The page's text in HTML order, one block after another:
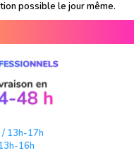
possible le jour même.
/ 13h-17h
16h